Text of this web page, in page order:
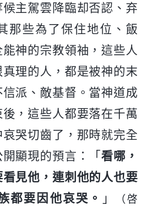
主駕雲降臨却否認、弃
那些為了保住地位、飯
神的宗教領袖，這些人
理的人，都是被神的末
派、敵基督。當神道成
，這些人都要落在千萬
哭切齒了，那時就完全
顯現的預言：「看哪，
見他，連刺他的人也要
都要因他哀哭。 」
（啓